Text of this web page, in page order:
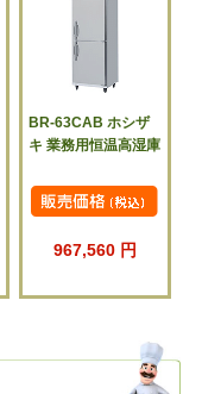
BR-63CAB ホシザ
キ 業務用恒温高湿庫
967,560 円